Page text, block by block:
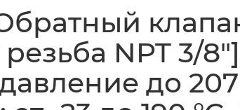
NPT 3/
до